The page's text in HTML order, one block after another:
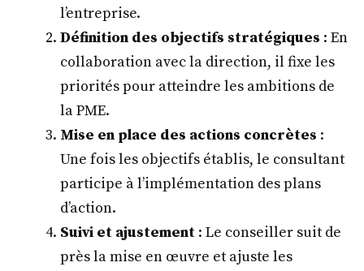
l’entreprise.
Définition des objectifs stratégiques : En
collaboration avec la direction, il fixe les
priorités pour atteindre les ambitions de
la PME.
Mise en place des actions concrètes :
Une fois les objectifs établis, le consultant
participe à l’implémentation des plans
d’action.
Suivi et ajustement : Le conseiller suit de
près la mise en œuvre et ajuste les